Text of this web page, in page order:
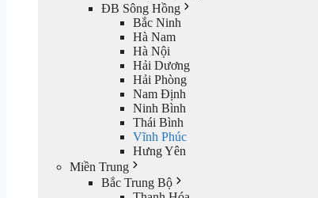
ĐB Sông Hồng
Bắc Ninh
Hà Nam
Hà Nội
Hải Dương
Hải Phòng
Nam Định
Ninh Bình
Thái Bình
Vĩnh Phúc
Hưng Yên
Miền Trung
Bắc Trung Bộ